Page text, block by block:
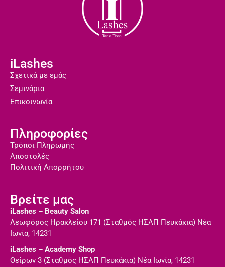
iLashes
Σχετικά με εμάς
Σεμινάρια
Επικοινωνία
Πληροφορίες
Τρόποι Πληρωμής
Αποστολές
Πολιτική Απορρήτου
Βρείτε μας
iLashes – Beauty Salon
Λεωφόρος Ηρακλείου 171 (Σταθμός ΗΣΑΠ Πευκάκια) Νέα
Ιωνία, 14231
iLashes – Academy Shop
Θείρων 3 (Σταθμός ΗΣΑΠ Πευκάκια) Νέα Ιωνία, 14231